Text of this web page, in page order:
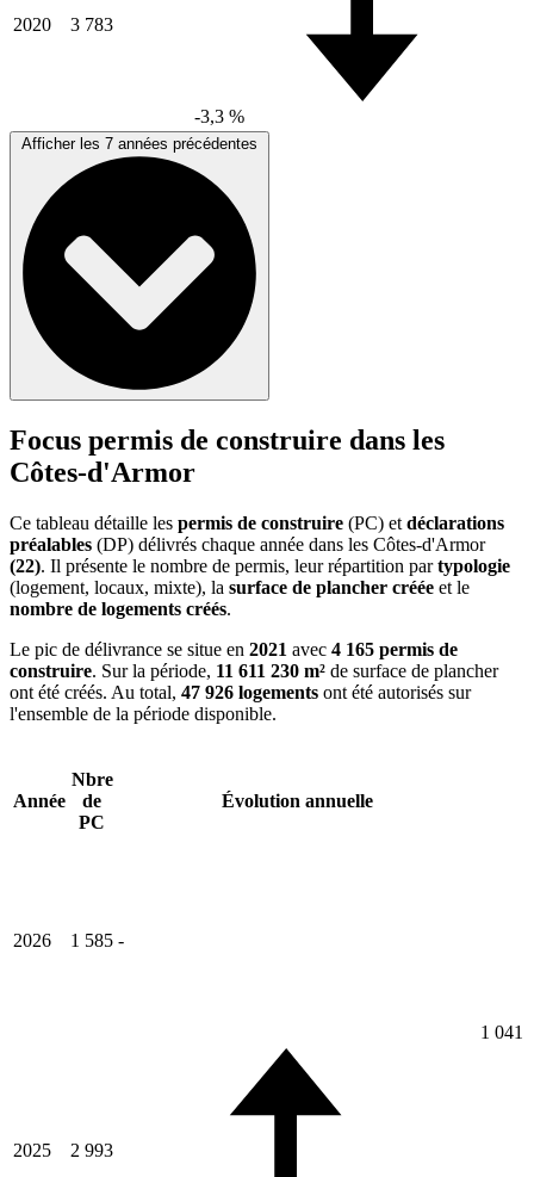
2020 3 783
-3,3 %
Afficher les 7 années précédentes
Focus permis de construire dans les
Côtes-d'Armor
Ce tableau détaille les permis de construire (PC) et déclarations
préalables (DP) délivrés chaque année dans les Côtes-d'Armor
(22). Il présente le nombre de permis, leur répartition partypologie
(logement, locaux, mixte), la surface de plancher créée et le
nombre de logements créés.
Le pic de délivrance se situe en 2021 avec 4 165 permis de
construire. Sur la période, 11 611 230 m² de surface de plancher
ont été créés. Au total, 47 926 logements ont été autorisés sur
l'ensemble de la période disponible.
Année
Nbre
de
PC
Évolution annuelle
2026 1 585 -
1 041
2025 2 993